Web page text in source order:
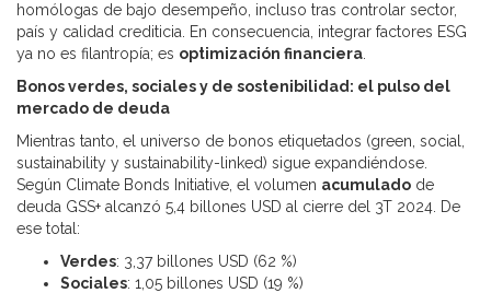
homólogas de bajo desempeño, incluso tras controlar sector,
país y calidad crediticia. En consecuencia, integrar factores ESG
ya no es filantropía; es optimización financiera
Bonos verdes, sociales y de sostenibilidad: el pulso del
mercado de deuda
Mientras tanto, el universo de bonos etiquetados (green, social,
sustainability y sustainability-linked) sigue expandiéndose.
Según Climate Bonds Initiative, el volumen acumulado de
deuda GSS+ alcanzó 5,4 billones USD al cierre del 3T 2024. De
ese total:
Verdes: 3,37 billones USD (62 %)
Sociales: 1,05 billones USD (19 %)